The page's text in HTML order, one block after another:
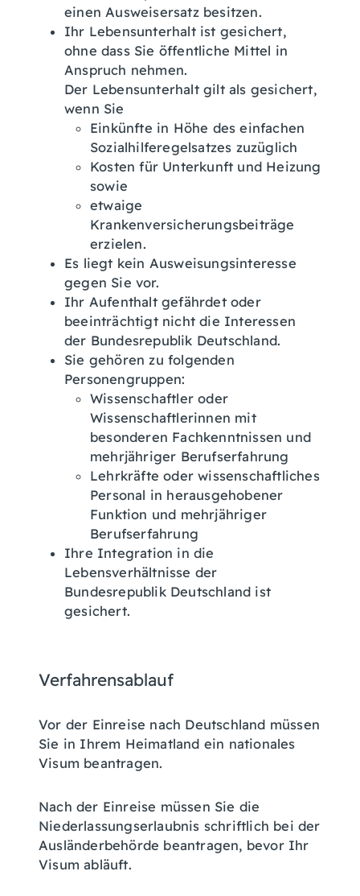
einen Ausweisersatz besitzen.
Ihr Lebensunterhalt ist gesichert,
ohne dass Sie öffentliche Mittel in
Anspruch nehmen.
Der Lebensunterhalt gilt als gesichert,
wenn Sie
Einkünfte in Höhe des einfachen
Sozialhilferegelsatzes zuzüglich
Kosten für Unterkunft und Heizung
sowie
etwaige
Krankenversicherungsbeiträge
erzielen.
Es liegt kein Ausweisungsinteresse
gegen Sie vor.
Ihr Aufenthalt gefährdet oder
beeinträchtigt nicht die Interessen
der Bundesrepublik Deutschland.
Sie gehören zu folgenden
Personengruppen:
Wissenschaftler oder
Wissenschaftlerinnen mit
besonderen Fachkenntnissen und
mehrjähriger Berufserfahrung
Lehrkräfte oder wissenschaftliches
Personal in herausgehobener
Funktion und mehrjähriger
Berufserfahrung
Ihre Integration in die
Lebensverhältnisse der
Bundesrepublik Deutschland ist
gesichert.
Verfahrensablauf
Vor der Einreise nach Deutschland müssen
Sie in Ihrem Heimatland ein nationales
Visum beantragen.
Nach der Einreise müssen Sie die
Niederlassungserlaubnis schriftlich bei der
Ausländerbehörde beantragen, bevor Ihr
Visum abläuft.